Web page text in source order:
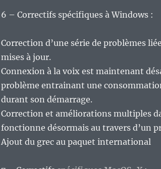
6 – Correctifs spécifiques à Windows :
Correction d’une série de problèmes
mises à jour.
Connexion à la voix est maintenant
problème entrainant une
durant son démarrage.
Correction et améliorations multiples
fonctionne désormais au travers d’un
Ajout du grec au paquet international